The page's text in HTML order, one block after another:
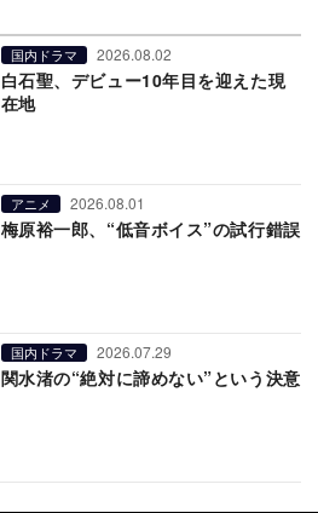
国内ドラマ 2026.08.02
白石聖、デビュー10年目を迎えた現
在地
アニメ 2026.08.01
梅原裕一郎、“低音ボイス”の試行錯誤
国内ドラマ 2026.07.29
関水渚の“絶対に諦めない”という決意